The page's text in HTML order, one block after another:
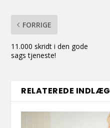
FORRIGE
11.000 skridt i den gode
sags tjeneste!
RELATEREDE INDLÆG